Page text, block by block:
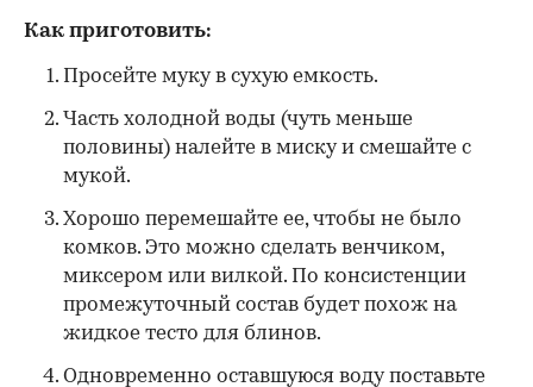
Как приготовить:
Просейте муку в сухую емкость.
Часть холодной воды (чуть меньше
половины) налейте в миску и смешайте с
мукой.
Хорошо перемешайте ее, чтобы не было
комков. Это можно сделать венчиком,
миксером или вилкой. По консистенции
промежуточный состав будет похож на
жидкое тесто для блинов.
Одновременно оставшуюся воду поставьте